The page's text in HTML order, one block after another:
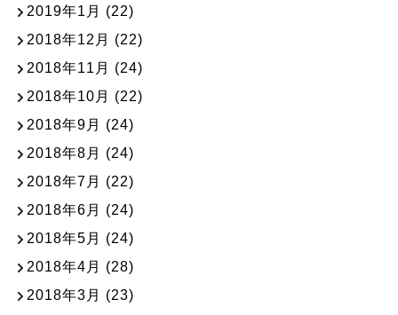
2019年1月 (22)
2018年12月 (22)
2018年11月 (24)
2018年10月 (22)
2018年9月 (24)
2018年8月 (24)
2018年7月 (22)
2018年6月 (24)
2018年5月 (24)
2018年4月 (28)
2018年3月 (23)